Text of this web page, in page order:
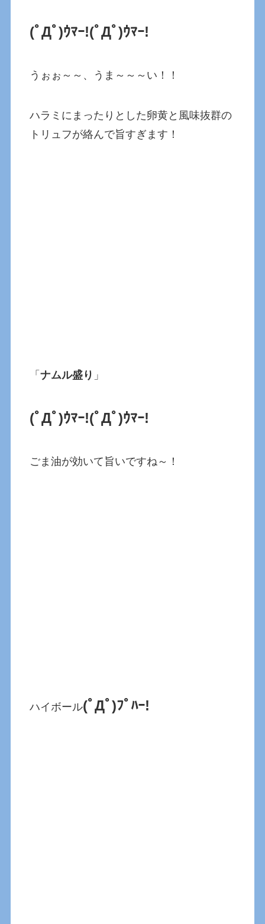
(ﾟДﾟ)ｳﾏｰ!(ﾟДﾟ)ｳﾏｰ!
うぉぉ～～、うま～～～い！！
ハラミにまったりとした卵黄と風味抜群の
トリュフが絡んで旨すぎます！
「ナムル盛り 」
(ﾟДﾟ)ｳﾏｰ!(ﾟДﾟ)ｳﾏｰ!
ごま油が効いて旨いですね～！
ハイボール(ﾟДﾟ)ﾌﾟﾊｰ!